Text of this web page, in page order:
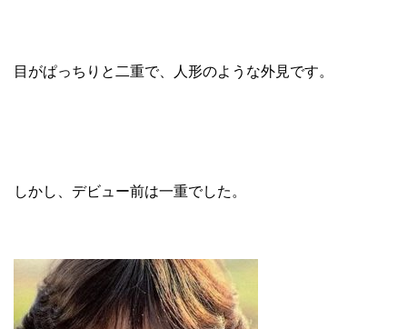
目がぱっちりと二重で、人形のような外見です。
しかし、デビュー前は一重でした。